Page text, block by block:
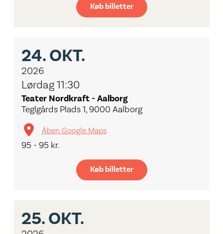
Køb billetter
24.OKT.
2026
Lørdag 11:30
Teater Nordkraft - Aalborg
Teglgårds Plads 1, 9000 Aalborg
Åben Google Maps
95 - 95 kr.
Køb billetter
25.OKT.